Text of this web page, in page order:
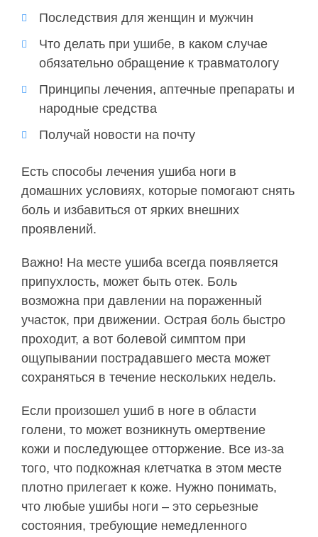
Последствия для женщин и мужчин
Что делать при ушибе, в каком случае
обязательно обращение к травматологу
Принципы лечения, аптечные препараты и
народные средства
Получай новости на почту
Есть способы лечения ушиба ноги в
домашних условиях, которые помогают снять
боль и избавиться от ярких внешних
проявлений.
Важно! На месте ушиба всегда появляется
припухлость, может быть отек. Боль
возможна при давлении на пораженный
участок, при движении. Острая боль быстро
проходит, а вот болевой симптом при
ощупывании пострадавшего места может
сохраняться в течение нескольких недель.
Если произошел ушиб в ноге в области
голени, то может возникнуть омертвение
кожи и последующее отторжение. Все из-за
того, что подкожная клетчатка в этом месте
плотно прилегает к коже. Нужно понимать,
что любые ушибы ноги – это серьезные
состояния, требующие немедленного